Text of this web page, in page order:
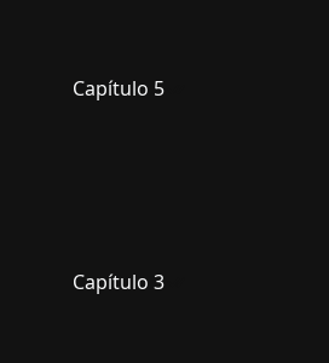
Capítulo 5
Capítulo 3